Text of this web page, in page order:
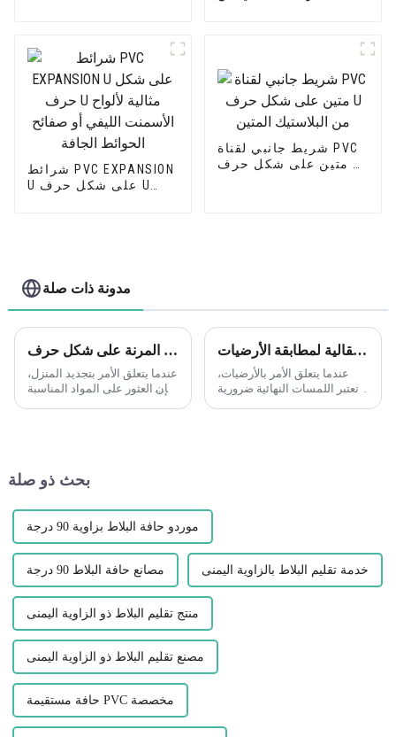
شرائط PVC EXPANSION
U على شكل حرف U
شريط جانبي لقناة PVC
متين على شكل حرف U
مدونة ذات صلة
الكشف عن مزايا زخرفة حافة الزاوية البلاستيكية المرنة على شكل حرف L من Leguwe
عندما يتعلق الأمر بتجديد المنزل،
فإن العثور على المواد المناسبة
فهم أهمية الملفات الانتقالية لمطابقة الأرضيات
عندما يتعلق الأمر بالأرضيات،
تعتبر اللمسات النهائية ضرورية
بحث ذو صلة
موردو حافة البلاط بزاوية 90 درجة
مصانع حافة البلاط 90 درجة خدمة تقليم البلاط بالزاوية اليمنى
منتج تقليم البلاط ذو الزاوية اليمنى
مصنع تقليم البلاط ذو الزاوية اليمنى
حافة مستقيمة PVC مخصصة